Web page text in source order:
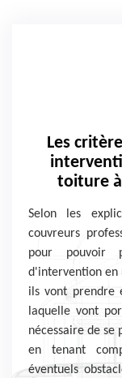
Les
toiture à
Selon les
couvreurs
pour pouvoir
d'intervention en
ils vont prendre
laquelle vont
nécessaire de
en tenant
éventuels